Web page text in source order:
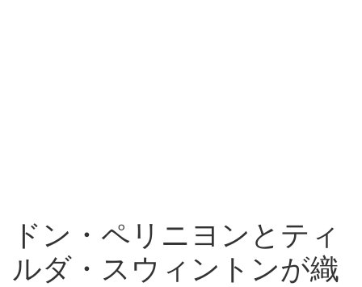
ドン・ペリニヨンとティ
ルダ・スウィントンが織